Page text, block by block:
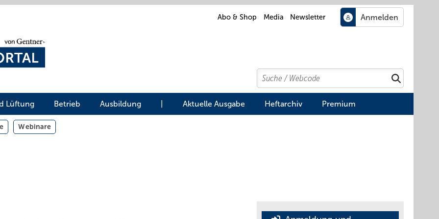
Abo & Shop Media Newsletter
Search
Suchen
Lüftung Betrieb Ausbildung Aktuelle Ausgabe Heftarchiv Premium
Webinare